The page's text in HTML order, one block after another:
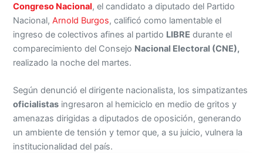
Congreso Nacional, el candidato a diputado del Partido
Nacional,Arnold Burgos, calificó como lamentable el
ingreso de colectivos afines al partido LIBRE durante el
comparecimiento del Consejo Nacional Electoral (CNE),
realizado la noche del martes.
Según denunció el dirigente nacionalista, los simpatizantes
oficialistas ingresaron al hemiciclo en medio de gritos y
amenazas dirigidas a diputados de oposición, generando
un ambiente de tensión y temor que, a su juicio, vulnera la
institucionalidad del país.